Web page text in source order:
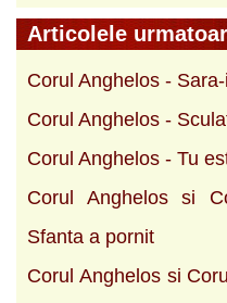
Articolele
Corul Anghelos -
Corul Anghelos -
Corul Anghelos - Tu
Corul Anghelos si
Sfanta a pornit
Corul Anghelos si